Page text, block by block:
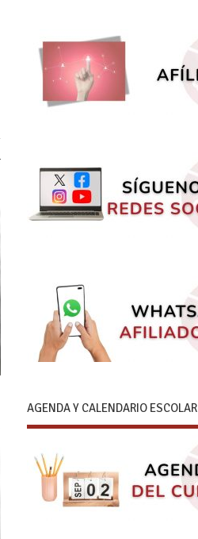
AGENDA Y CALENDARIO ESCOLAR